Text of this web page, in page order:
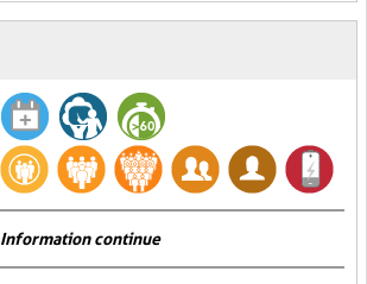
Information continue